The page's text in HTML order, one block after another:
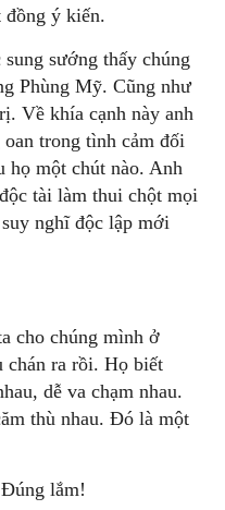
đồng ý kiến.
sướng thấy chúng
Phùng Mỹ. Cũng như
Về khía cạnh này anh
trong tình cảm đối
họ một chút nào. Anh
tài làm thui chột mọi
nghĩ độc lập mới
cho chúng mình ở
chán ra rồi. Họ biết
dễ va chạm nhau.
thù nhau. Ðó là một
lắm!